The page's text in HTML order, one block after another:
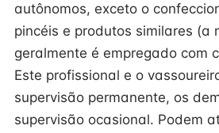
autônomos, exceto o
pincéis e produtos similares (a
geralmente é empregado com
Este profissional e o
supervisão permanente, os
supervisão ocasional. Podem